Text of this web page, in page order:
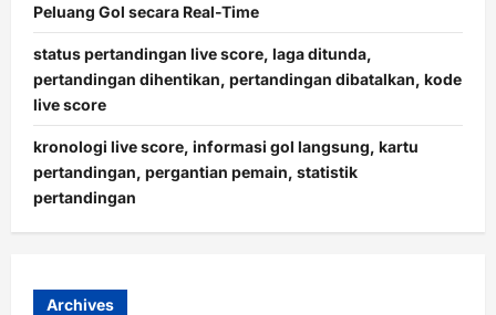
Peluang Gol secara Real-Time
status pertandingan live score, laga ditunda,
pertandingan dihentikan, pertandingan dibatalkan, kode
live score
kronologi live score, informasi gol langsung, kartu
pertandingan, pergantian pemain, statistik
pertandingan
Archives